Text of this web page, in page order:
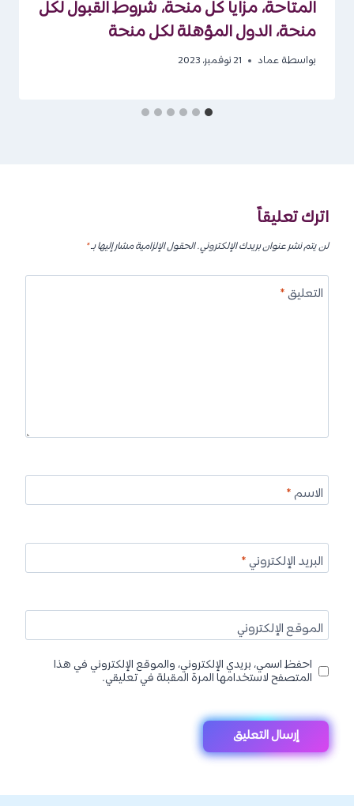
المتاحة، مزايا كل منحة، شروط القبول لكل
منحة، الدول المؤهلة لكل منحة
بواسطة عماد 21 نوفمبر، 2023
اترك تعليقاً
لن يتم نشر عنوان بريدك الإلكتروني.الحقول الإلزامية مشار إليها بـ*
التعليق*
الاسم*
البريد الإلكتروني*
الموقع الإلكتروني
احفظ اسمي، بريدي الإلكتروني، والموقع الإلكتروني في هذا
المتصفح لاستخدامها المرة المقبلة في تعليقي.